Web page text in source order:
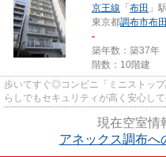
京王線 「 布田 」
東京都調布市布田
-
築年数：築37年
階数：10階建
歩いてすぐ◎コンビニ「ミニストッ
らしでもセキュリティが高く安心し
現在空室情
アネックス調布へ